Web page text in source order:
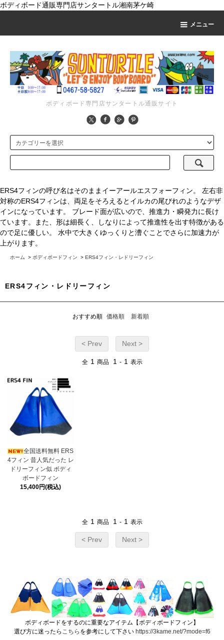
ボディボード通販専門店サンタートル湘南茅ケ崎
メニュー
ボディボード専門店サンタートル通販サイト
ERS4フィンの呼び名はそのままイーアールエスフォーフィン。 左右非
対称のERS4フィンは、両足をそろえるとイルカの尾びれのようなデザ
インになっています。 ブレード面が広いので、推進力・瞬発力に長け
ています。また、形は細長く、しなりによって推進性を出す特徴がある
ので足に優しい。 水中で大きくゆっくりと漕ぐことでさらに加速力が
上がります。
ホーム > ボディボードフィン > ERS4フィン・レドリーフィン
ERS4フィン・レドリーフィン
おすすめ順 価格順 新着順
< Prev Next >
全 1 商品 1 - 1 表示
全国送料無料 ERS
4フィン 昔人気だった レ
ドリーフィン似 ボディ
ボードフィン
15,400円(税込)
全 1 商品 1 - 1 表示
< Prev Next >
ボディボードをするのに重要なアイテム【ボディボードフィン】
選び方に迷ったら こちら を参考にして下さい https://3kame.net/?mode=f6